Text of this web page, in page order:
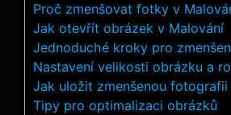
Proč zmenšovat fotky v
Jak otevřít obrázek v Malování
Jednoduché kroky pro
Nastavení velikosti obrázku a
Jak uložit zmenšenou fotografii
Tipy pro optimalizaci obrázků